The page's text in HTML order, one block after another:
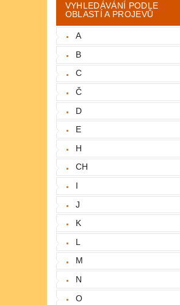
VYHLEDÁVÁNÍ PODLE
OBLASTÍ A PROJEVŮ
A
B
C
Č
D
E
H
CH
I
J
K
L
M
N
O